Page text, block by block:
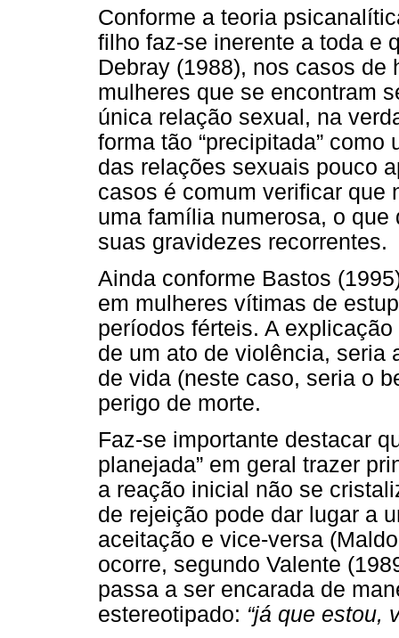
Conforme a teoria
filho faz-se inerente a toda e
Debray (1988), nos casos de
mulheres que se encontram
única relação sexual, na
forma tão “precipitada”
das relações sexuais pouco
casos é comum verificar que
uma família numerosa, o
suas gravidezes recorrentes.
Ainda conforme Bastos
em mulheres vítimas de
períodos férteis. A
de um ato de violência, seria
de vida (neste caso, seria o
perigo de morte.
Faz-se importante destacar
planejada” em geral trazer
a reação inicial não se
de rejeição pode dar lugar a
aceitação e vice-versa
ocorre, segundo Valente
passa a ser encarada de
estereotipado: “já que estou,